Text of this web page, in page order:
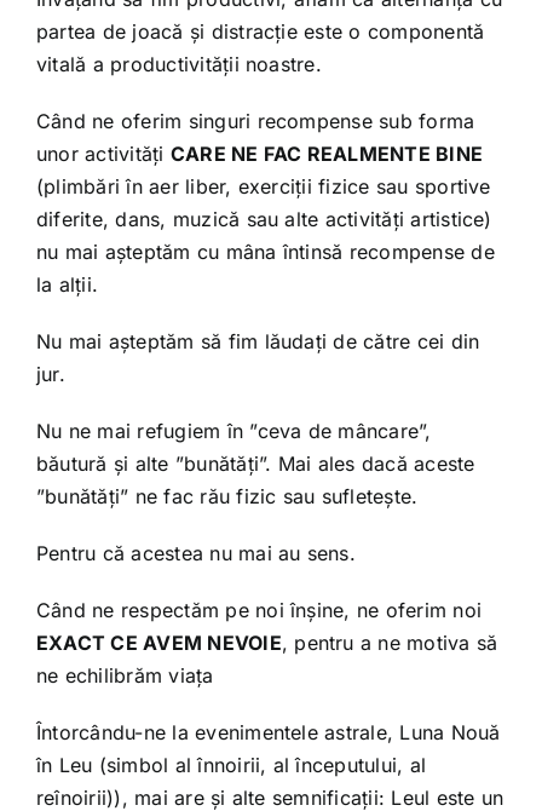
partea de joacă și distracție este o componentă
vitală a productivității noastre.
Când ne oferim singuri recompense sub forma
unor activități CARE NE FAC REALMENTE BINE
(plimbări în aer liber, exerciții fizice sau sportive
diferite, dans, muzică sau alte activități artistice)
nu mai așteptăm cu mâna întinsă recompense de
la alții.
Nu mai așteptăm să fim lăudați de către cei din
jur.
Nu ne mai refugiem în ”ceva de mâncare”,
băutură și alte ”bunătăți”. Mai ales dacă aceste
”bunătăți” ne fac rău fizic sau sufletește.
Pentru că acestea nu mai au sens.
Când ne respectăm pe noi înșine, ne oferim noi
EXACT CE AVEM NEVOIE, pentru a ne motiva să
ne echilibrăm viața
Întorcându-ne la evenimentele astrale, Luna Nouă
în Leu (simbol al înnoirii, al începutului, al
reînoirii)), mai are și alte semnificații: Leul este un